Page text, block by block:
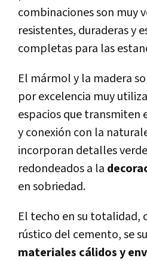
combinaciones son muy
resistentes, duraderas y
completas para las
El mármol y la madera
por excelencia muy
espacios que transmiten
y conexión con la
incorporan detalles
redondeados a la
en sobriedad.
El techo en su totalidad,
rústico del cemento, se
materiales cálidos y